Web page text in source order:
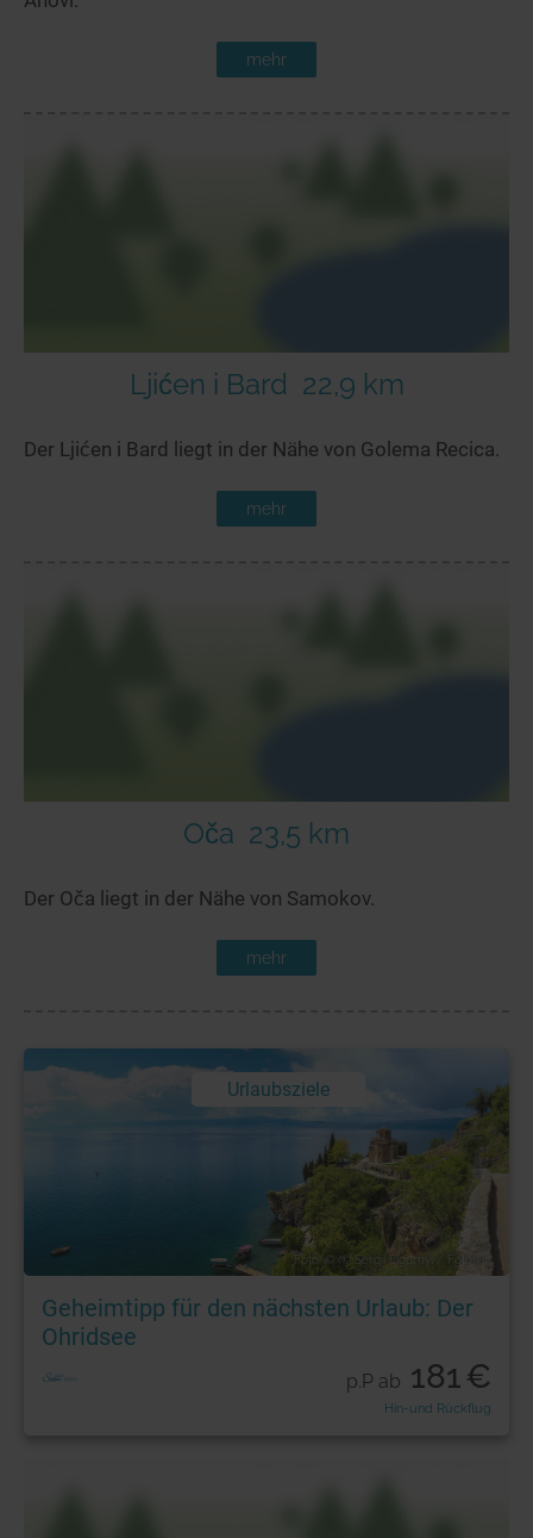
mehr
Ljićen i Bard 22,9 km
Der Ljićen i Bard liegt in der Nähe von Golema Recica.
mehr
Oča 23,5 km
Der Oča liegt in der Nähe von Samokov.
mehr
Urlaubsziele
Foto: © (© Sergii Figurnyi / Fotolia)
Geheimtipp für den nächsten Urlaub: Der
Ohridsee
p.P ab 181€
Hin-und Rückflug